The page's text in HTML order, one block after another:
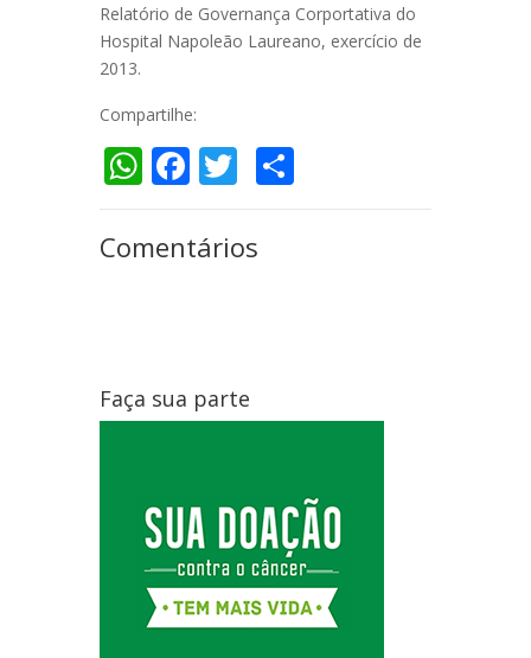
Relatório de Governança Corportativa do
Hospital Napoleão Laureano, exercício de
2013.
Compartilhe:
WhatsApp
Facebook
Twitter
Comentários
Faça sua parte